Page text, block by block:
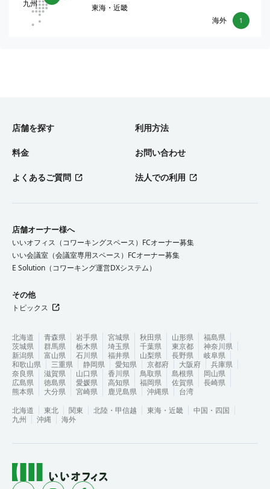
東海・近畿
九州
1
海外
店舗を探す 利用方法
料金 お問い合わせ
よくあるご質問 法人での利用
店舗オーナー様へ
いいオフィス（コワーキングスペース）FCオーナー募集
いい会議室（会議室専用スペース）FCオーナー募集
E Solution（コワーキング運営DXシステム）
その他
トピックス
北海道 青森県 岩手県 宮城県 秋田県 山形県
福島県
茨城県
群馬県 栃木県 埼玉県 千葉県 東京都
神奈川県
新潟県
富山県 石川県 福井県 山梨県 長野県
岐阜県
和歌山県
三重県 静岡県 愛知県 京都府 大阪府
兵庫県
奈良県
滋賀県 山口県 香川県 鳥取県 島根県
岡山県
広島県
徳島県 愛媛県 高知県 福岡県 佐賀県
長崎県
熊本県
大分県 宮崎県 鹿児島県 沖縄県
台湾
北海道
東北 関東 北陸・甲信越 東海・近畿
中国・四国
九州
沖縄 海外